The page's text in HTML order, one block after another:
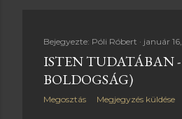
Bejegyezte: Póli Róbert január
ISTEN TUDATÁBAN -
BOLDOGSÁG)
Megosztás Megjegyzés küldése